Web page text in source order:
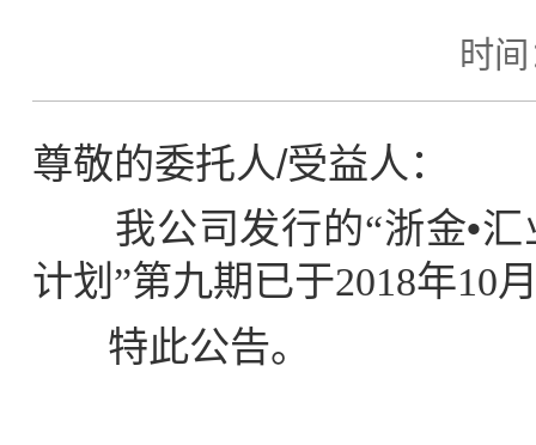
时
尊敬的委托人/受益人：
我公司发行的“浙金•汇
计划”第九期已于2018年10
特此公告。